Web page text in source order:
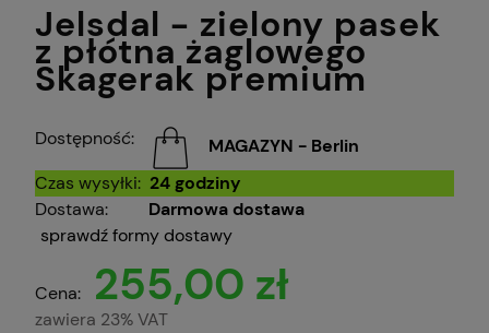
Jelsdal - zielony pasek
z płótna żaglowego
Skagerak premium
Dostępność:
MAGAZYN - Berlin
Czas wysyłki: 24 godziny
Dostawa:
Darmowa dostawa
sprawdź formy dostawy
Cena: 255,00 zł
zawiera 23% VAT